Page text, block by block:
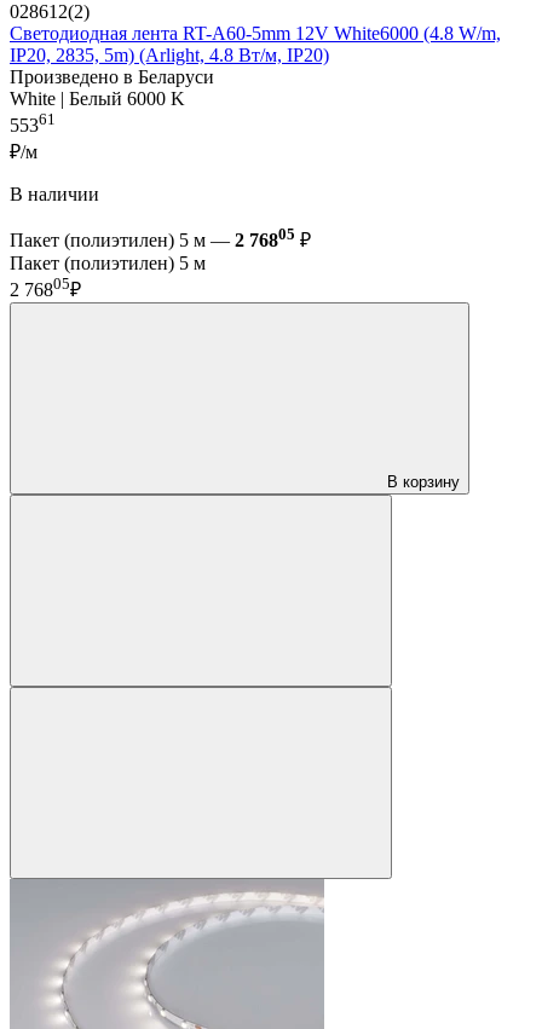
028612(2)
Светодиодная лента RT-A60-5mm 12V White6000 (4.8 W/m,
IP20, 2835, 5m) (Arlight, 4.8 Вт/м, IP20)
Произведено в Беларуси
White | Белый 6000 K
55361
₽/м
В наличии
Пакет (полиэтилен) 5 м — 2 76805 ₽
Пакет (полиэтилен) 5 м
2 76805₽
В корзину